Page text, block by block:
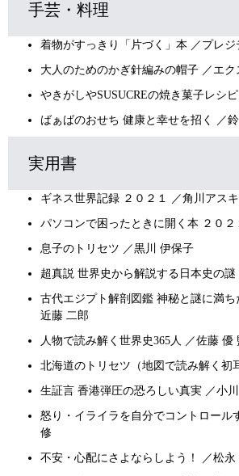
手芸・料理
着物がすっきり「片づく」本 ／プレジ
大人のためのかぎ針編みの帽子 ／エク
やきがしやSUSUCREの焼き菓子レシ
ばぁばのおせち 健康と幸せを招く ／
実用書
ギネス世界記録 ２０２１ ／角川アス
パソコンで困ったときに開く本 ２０２
息子のトリセツ ／黒川 伊保子
超真説 世界史から解説する日本史の謎
古代エジプト解剖図鑑 神秘と謎に満
近藤 二郎
人物で読み解く世界史365人 ／佐藤 優
北海道のトリセツ（地図で読み解く初
生証言 香港弾圧の恐ろしい真実 ／小
怒り・イライラを自分でコントロール
修
不安・心配にさよならしよう！ ／松永